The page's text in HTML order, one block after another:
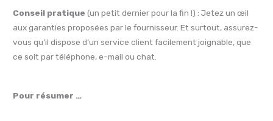
Conseil pratique (un petit dernier pour la fin !) : Jetez un œil
aux garanties proposées par le fournisseur. Et surtout, assurez-
vous qu’il dispose d’un service client facilement joignable, que
ce soit par téléphone, e-mail ou chat.
Pour résumer …